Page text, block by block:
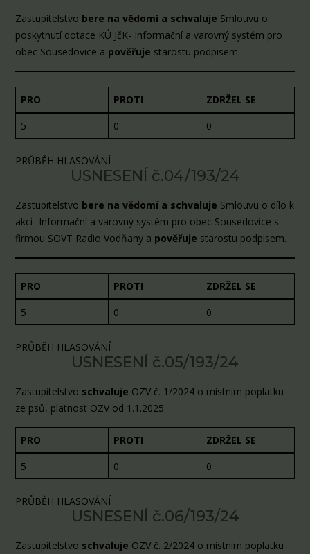
Zastupitelstvo bere na vědomí a schvaluje Smlouvu o
poskytnutí dotace KÚ JčK- Informační a varovný systém pro
obec Sousedovice a pověřuje starostu podpisem.
PRO PROTI
ZDRŽEL SE
5
0 0
PRŮBĚH HLASOVÁNÍ
USNESENÍ č.04/193/24
Zastupitelstvo bere na vědomí a schvaluje Smlouvu o dílo k
akci- Informační a varovný systém pro obec Sousedovice s
firmou SOVT Radio Vodňany a pověřuje starostu podpisem.
PRO PROTI
ZDRŽEL SE
5
0 0
PRŮBĚH HLASOVÁNÍ
USNESENÍ č.05/193/24
Zastupitelstvo schvaluje OZV č. 1/2024 o místním poplatku
ze psů, platnost OZV od 1.1.2025.
PRO PROTI
ZDRŽEL SE
5
0 0
PRŮBĚH HLASOVÁNÍ
USNESENÍ č.06/193/24
Zastupitelstvo schvaluje OZV č. 2/2024 o místním poplatku